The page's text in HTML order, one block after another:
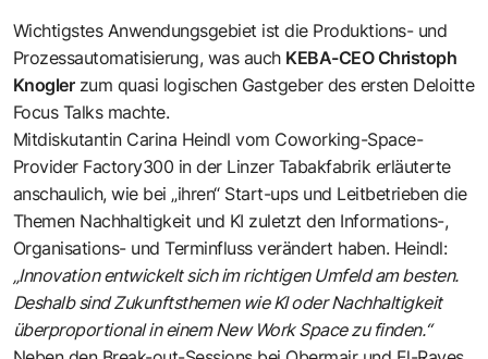
Wichtigstes Anwendungsgebiet ist die Produktions- und
Prozessautomatisierung, was auch KEBA-CEO Christoph
Knoglerzum quasi logischen Gastgeber des ersten Deloitte
Focus Talks machte.
Mitdiskutantin Carina Heindl vom Coworking-Space-
Provider Factory300 in der Linzer Tabakfabrik erläuterte
anschaulich, wie bei „ihren“ Start-ups und Leitbetrieben die
Themen Nachhaltigkeit und KI zuletzt den Informations-,
Organisations- und Terminfluss verändert haben. Heindl:
„Innovation entwickelt sich im richtigen Umfeld am besten.
Deshalb sind Zukunftsthemen wie KI oder Nachhaltigkeit
überproportional in einem New Work Space zu finden.“